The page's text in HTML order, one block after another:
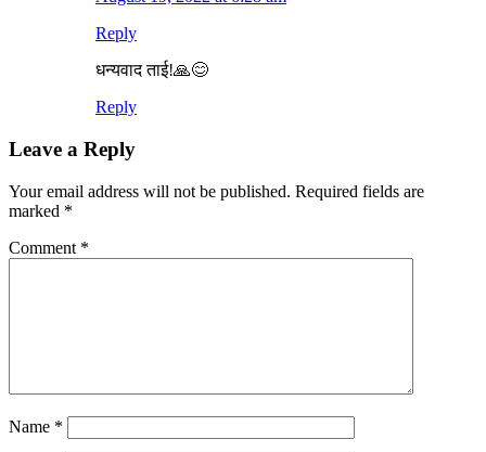
Reply
धन्यवाद ताई!🙏😊
Reply
Leave a Reply
Your email address will not be published. Required fields are
marked *
Comment *
Name *